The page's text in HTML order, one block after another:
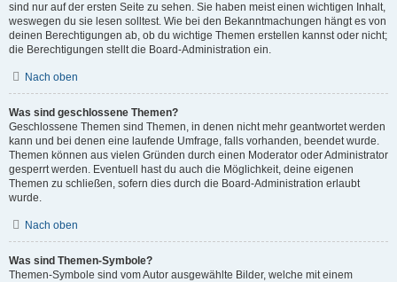
sind nur auf der ersten Seite zu sehen. Sie haben meist einen wichtigen Inhalt,
weswegen du sie lesen solltest. Wie bei den Bekanntmachungen hängt es von
deinen Berechtigungen ab, ob du wichtige Themen erstellen kannst oder nicht;
die Berechtigungen stellt die Board-Administration ein.
Nach oben
Was sind geschlossene Themen?
Geschlossene Themen sind Themen, in denen nicht mehr geantwortet werden
kann und bei denen eine laufende Umfrage, falls vorhanden, beendet wurde.
Themen können aus vielen Gründen durch einen Moderator oder Administrator
gesperrt werden. Eventuell hast du auch die Möglichkeit, deine eigenen
Themen zu schließen, sofern dies durch die Board-Administration erlaubt
wurde.
Nach oben
Was sind Themen-Symbole?
Themen-Symbole sind vom Autor ausgewählte Bilder, welche mit einem